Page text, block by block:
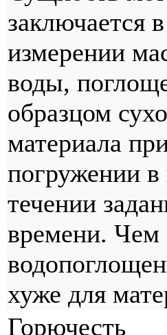
заключается в
измерении
воды,
образцом
материала
погружении в
течении
времени. Чем
хуже для
Горючесть